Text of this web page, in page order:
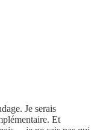
Je serais
Et